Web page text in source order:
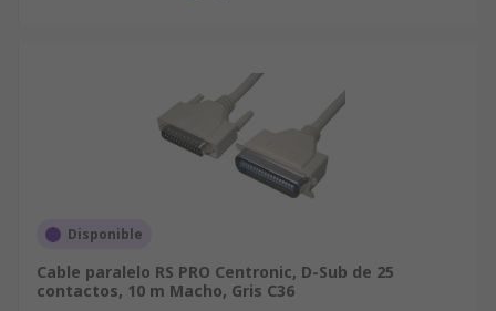
Disponible
Cable paralelo RS PRO Centronic, D-Sub de 25
contactos, 10 m Macho, Gris C36